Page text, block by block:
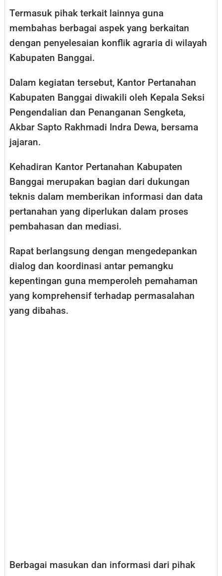
Termasuk pihak terkait lainnya guna
membahas berbagai aspek yang berkaitan
dengan penyelesaian konflik agraria di wilayah
Kabupaten Banggai.
Dalam kegiatan tersebut, Kantor Pertanahan
Kabupaten Banggai diwakili oleh Kepala Seksi
Pengendalian dan Penanganan Sengketa,
Akbar Sapto Rakhmadi Indra Dewa, bersama
jajaran.
Kehadiran Kantor Pertanahan Kabupaten
Banggai merupakan bagian dari dukungan
teknis dalam memberikan informasi dan data
pertanahan yang diperlukan dalam proses
pembahasan dan mediasi.
Rapat berlangsung dengan mengedepankan
dialog dan koordinasi antar pemangku
kepentingan guna memperoleh pemahaman
yang komprehensif terhadap permasalahan
yang dibahas.
Berbagai masukan dan informasi dari pihak